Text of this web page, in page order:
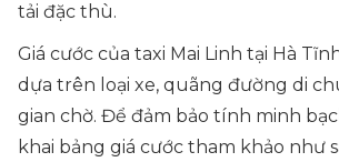
tải đặc thù.
Giá cước của taxi Mai Linh tại Hà
dựa trên loại xe, quãng đường di
gian chờ. Để đảm bảo tính minh
khai bảng giá cước tham khảo như